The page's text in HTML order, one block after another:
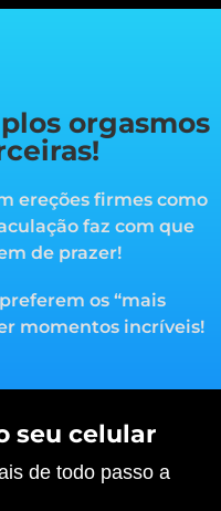
orgasmos
ereções firmes como
faz com que
de prazer!
os “mais
momentos incríveis!
seu celular
de todo passo a